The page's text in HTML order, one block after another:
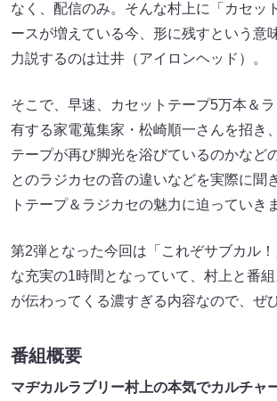
なく、配信のみ。そんな村上に「カセッ
ースが増えている今、形に残すという意
力説するのは辻井（アイロンヘッド）。
そこで、早速、カセットテープ5万本＆
有する家電蒐集家・松崎順一さんを招き
テープが再び脚光を浴びているのかなど
とのラジカセの音の違いなどを実際に聞
トテープ＆ラジカセの魅力に迫っていき
第2弾となった今回は「これぞサブカル
な充実の1時間となっていて、村上と番
が伝わってくる濃すぎる内容なので、ぜ
番組概要
マヂカルラブリー村上の本気でカルチャ